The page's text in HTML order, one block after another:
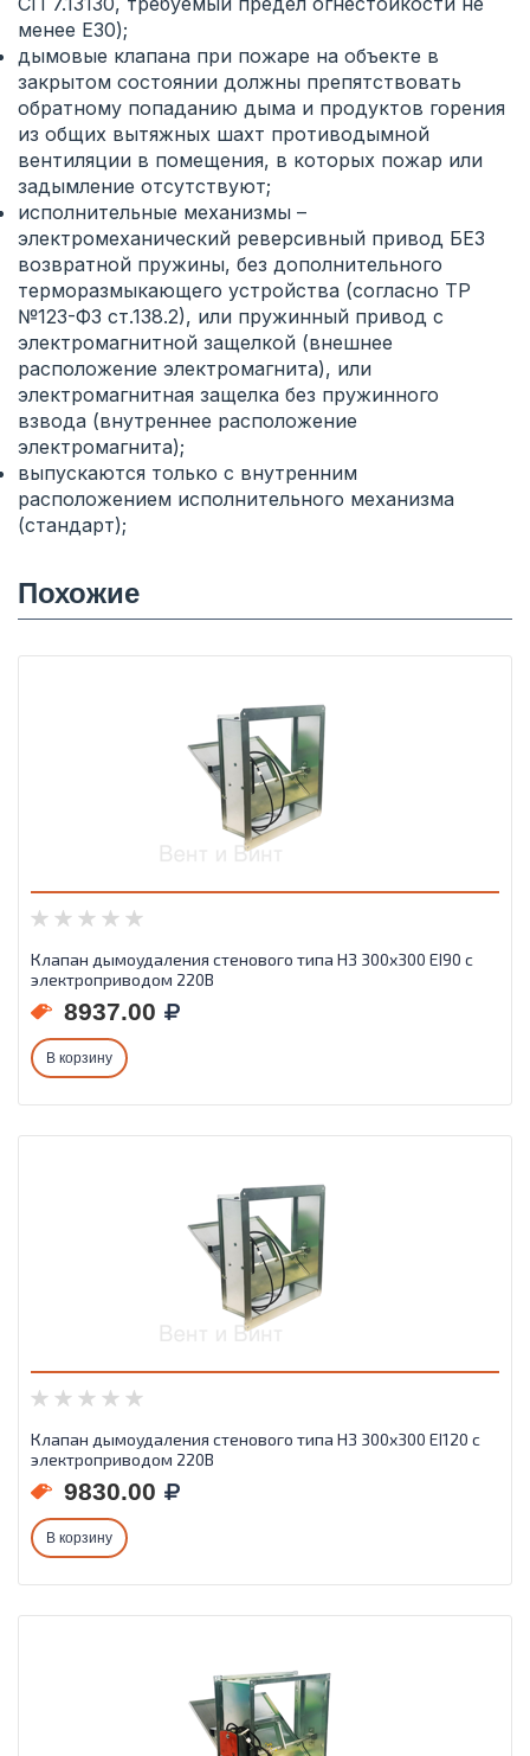
менее E30);
дымовые клапана при пожаре на объекте в
закрытом состоянии должны препятствовать
обратному попаданию дыма и продуктов горения
из общих вытяжных шахт противодымной
вентиляции в помещения, в которых пожар или
задымление отсутствуют;
исполнительные механизмы –
электромеханический реверсивный привод БЕЗ
возвратной пружины, без дополнительного
терморазмыкающего устройства (согласно ТР
№123-ФЗ ст.138.2), или пружинный привод с
электромагнитной защелкой (внешнее
расположение электромагнита), или
электромагнитная защелка без пружинного
взвода (внутреннее расположение
электромагнита);
выпускаются только с внутренним
расположением исполнительного механизма
(стандарт);
Похожие
Клапан дымоудаления стенового типа НЗ 300х300 EI90 с
электроприводом 220В
8937.00
В корзину
Клапан дымоудаления стенового типа НЗ 300х300 EI120 с
электроприводом 220В
9830.00
В корзину